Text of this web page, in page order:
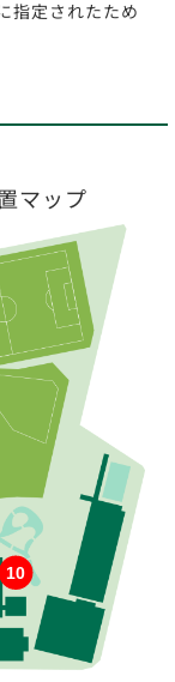
指定されたため
マップ
10